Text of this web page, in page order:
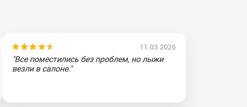
11.03.2026
"Все поместились без проблем, но лыжи
везли в салоне."